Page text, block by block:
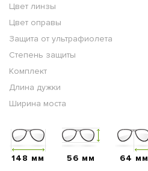
Цвет линзы
Цвет оправы
Защита от ультрафиолета
Степень защиты
Комплект
Длина дужки
Ширина моста
148 мм 56 мм 64 мм